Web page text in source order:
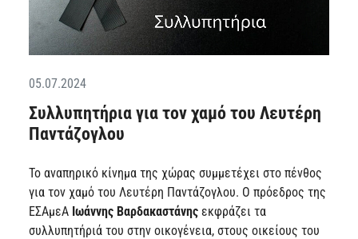
05.07.2024
Συλλυπητήρια για τον χαμό του Λευτέρη
Παντάζογλου
Το αναπηρικό κίνημα της χώρας συμμετέχει στο πένθος
για τον χαμό του Λευτέρη Παντάζογλου. Ο πρόεδρος της
ΕΣΑμεΑ Ιωάννης Βαρδακαστάνης εκφράζει τα
συλλυπητήριά του στην οικογένεια, στους οικείους του